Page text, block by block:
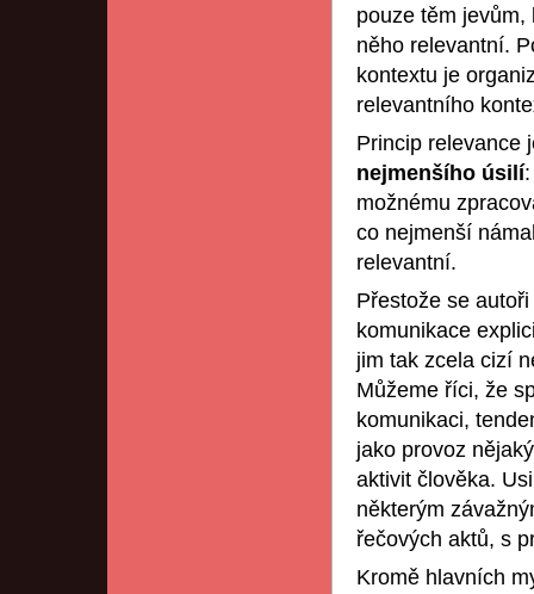
pouze těm
něho relevantní.
kontextu je
relevantního
Princip relevance
nejmenšího úsilí
možnému
co nejmenší
relevantní.
Přestože se
komunikace
jim tak zcela cizí
Můžeme říci, že
komunikaci,
jako provoz
aktivit člověka.
některým
řečových aktů, s
Kromě hlavních